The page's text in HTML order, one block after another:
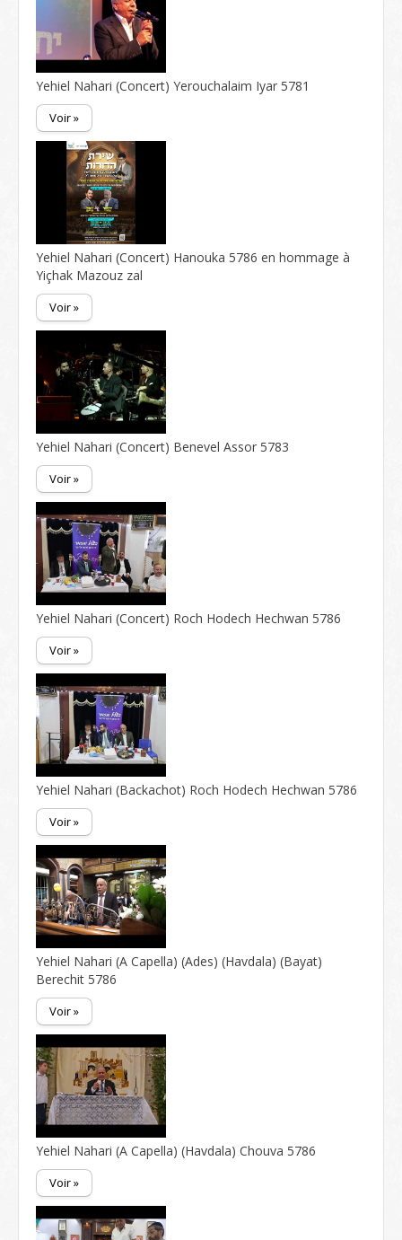
Yehiel Nahari (Concert) Yerouchalaim Iyar 5781
Voir »
Yehiel Nahari (Concert) Hanouka 5786 en hommage à
Yiçhak Mazouz zal
Voir »
Yehiel Nahari (Concert) Benevel Assor 5783
Voir »
Yehiel Nahari (Concert) Roch Hodech Hechwan 5786
Voir »
Yehiel Nahari (Backachot) Roch Hodech Hechwan 5786
Voir »
Yehiel Nahari (A Capella) (Ades) (Havdala) (Bayat)
Berechit 5786
Voir »
Yehiel Nahari (A Capella) (Havdala) Chouva 5786
Voir »